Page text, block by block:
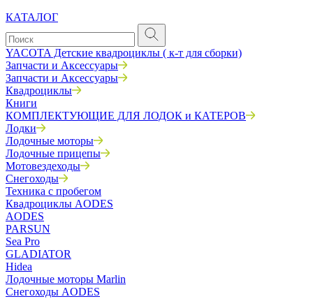
КАТАЛОГ
YACOTA Детские квадроциклы ( к-т для сборки)
Запчасти и Аксессуары
Запчасти и Аксессуары
Квадроциклы
Книги
КОМПЛЕКТУЮЩИЕ ДЛЯ ЛОДОК и КАТЕРОВ
Лодки
Лодочные моторы
Лодочные прицепы
Мотовездеходы
Снегоходы
Техника с пробегом
Квадроциклы AODES
AODES
PARSUN
Sea Pro
GLADIATOR
Hidea
Лодочные моторы Marlin
Снегоходы AODES